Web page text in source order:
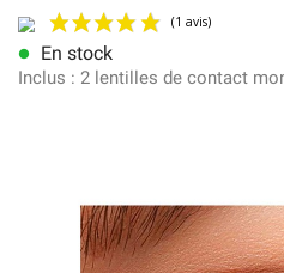
(1 avis)
lens En stock
Inclus : 2 lentilles de contact